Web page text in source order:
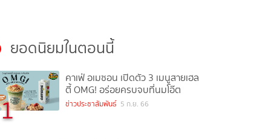
ยอดนิยมในตอนนี้
1
คาเฟ่ อเมซอน เปิดตัว 3 เมนูสายเฮล
ตี้ OMG! อร่อยครบจบที่นมโอ๊ต
ข่าวประชาสัมพันธ์ 5 ก.ย. 66